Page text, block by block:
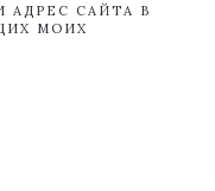
АДРЕС САЙТА В
МОИХ